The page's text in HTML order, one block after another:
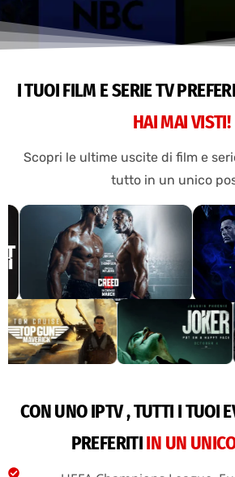
I TUOI FILM E SERIE TV
HAI MAI VISTI!
Scopri le ultime uscite di film e
tutto in un unico
CON UNO IPTV , TUTTI I TUOI
PREFERITIIN UN